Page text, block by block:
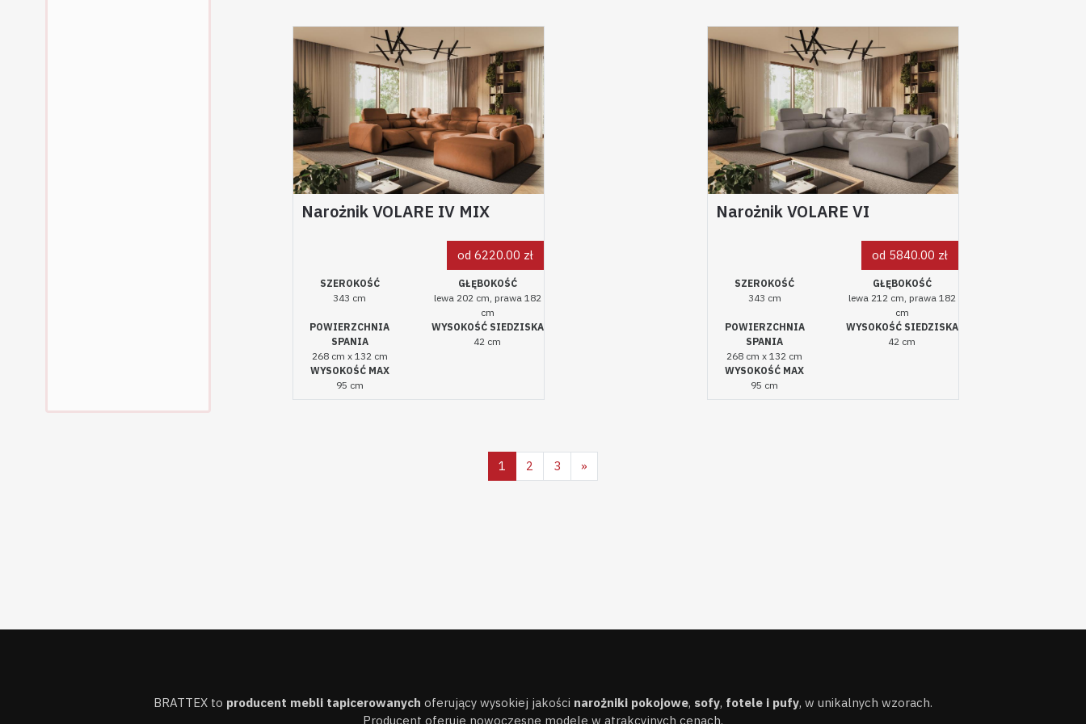
Narożnik VOLARE IV MIX
od 6220.00 zł
SZEROKOŚĆ
343 cm
GŁĘBOKOŚĆ
lewa 202 cm, prawa 182
cm
POWIERZCHNIA
SPANIA
268 cm x 132 cm
WYSOKOŚĆ SIEDZISKA
42 cm
WYSOKOŚĆ MAX
95 cm
Narożnik VOLARE VI
od 5840.00 zł
SZEROKOŚĆ
343 cm
GŁĘBOKOŚĆ
lewa 212 cm, prawa 182
cm
POWIERZCHNIA
SPANIA
268 cm x 132 cm
WYSOKOŚĆ SIEDZISKA
42 cm
WYSOKOŚĆ MAX
95 cm
BRATTEX to producent mebli tapicerowanych oferujący wysokiej jakości narożniki pokojowe, sofy, fotele i pufy, w unikalnych wzorach.
Producent oferuje nowoczesne modele w atrakcyjnych cenach.